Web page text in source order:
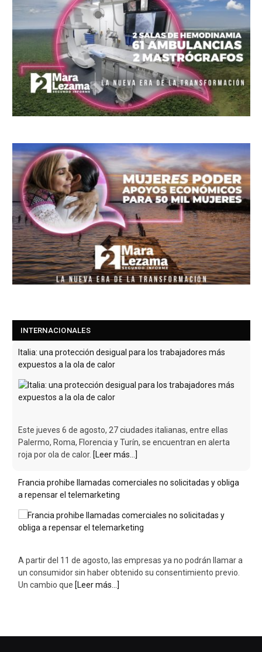
INTERNACIONALES
Italia: una protección desigual para los trabajadores más
expuestos a la ola de calor
Este jueves 6 de agosto, 27 ciudades italianas, entre ellas
Palermo, Roma, Florencia y Turín, se encuentran en alerta
roja por ola de calor. [Leer más...]
Francia prohibe llamadas comerciales no solicitadas y obliga
a repensar el telemarketing
A partir del 11 de agosto, las empresas ya no podrán llamar a
un consumidor sin haber obtenido su consentimiento previo.
Un cambio que [Leer más...]